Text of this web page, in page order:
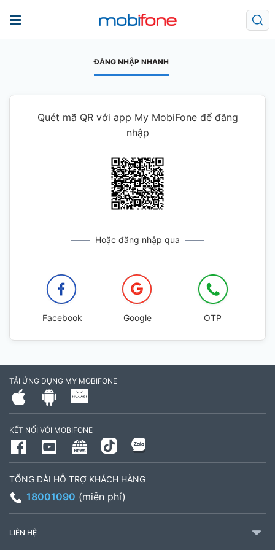
ĐĂNG NHẬP NHANH
Quét mã QR với app My MobiFone để đăng
nhập
Hoặc đăng nhập qua
Facebook Google OTP
TẢI ỨNG DỤNG MY MOBIFONE
KẾT NỐI VỚI MOBIFONE
TỔNG ĐÀI HỖ TRỢ KHÁCH HÀNG
18001090 (miễn phí)
LIÊN HỆ